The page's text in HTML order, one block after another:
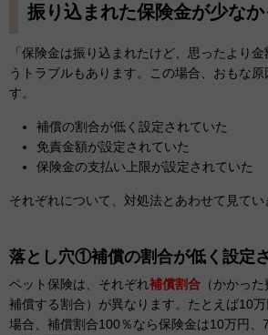
振り込まれた保険金が少なか
「保険金は振り込まれたけど、思ったより
うトラブルもあります。この場合、おもな
す。
補償の割合が低く設定されていた
免責金額が設定されていた
保険金の支払い上限が設定されていた
それぞれについて、対処法とあわせて見てい
落とし穴①補償の割合が低く設定
ペット保険は、それぞれ補償割合 （かかっ
補償する割合）が異なります。たとえば10
場合、補償割合100％なら保険金は10万円、